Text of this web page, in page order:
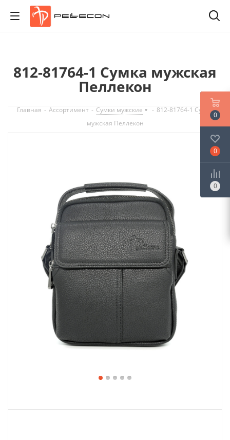
812-81764-1 Сумка мужская
Пеллекон
Главная - Ассортимент - Сумки мужские - 812-81764-1 Сумка
мужская Пеллекон
0
0
0